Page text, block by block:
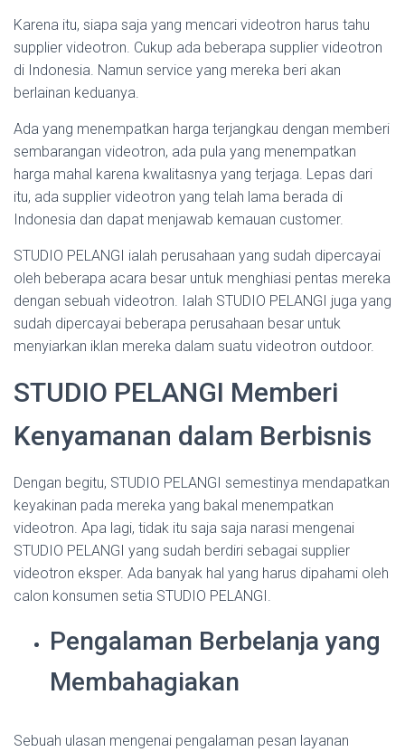
Karena itu, siapa saja yang mencari videotron harus tahu
supplier videotron. Cukup ada beberapa supplier videotron
di Indonesia. Namun service yang mereka beri akan
berlainan keduanya.
Ada yang menempatkan harga terjangkau dengan memberi
sembarangan videotron, ada pula yang menempatkan
harga mahal karena kwalitasnya yang terjaga. Lepas dari
itu, ada supplier videotron yang telah lama berada di
Indonesia dan dapat menjawab kemauan customer.
STUDIO PELANGI ialah perusahaan yang sudah dipercayai
oleh beberapa acara besar untuk menghiasi pentas mereka
dengan sebuah videotron. Ialah STUDIO PELANGI juga yang
sudah dipercayai beberapa perusahaan besar untuk
menyiarkan iklan mereka dalam suatu videotron outdoor.
STUDIO PELANGI Memberi
Kenyamanan dalam Berbisnis
Dengan begitu, STUDIO PELANGI semestinya mendapatkan
keyakinan pada mereka yang bakal menempatkan
videotron. Apa lagi, tidak itu saja saja narasi mengenai
STUDIO PELANGI yang sudah berdiri sebagai supplier
videotron eksper. Ada banyak hal yang harus dipahami oleh
calon konsumen setia STUDIO PELANGI.
Pengalaman Berbelanja yang
Membahagiakan
Sebuah ulasan mengenai pengalaman pesan layanan